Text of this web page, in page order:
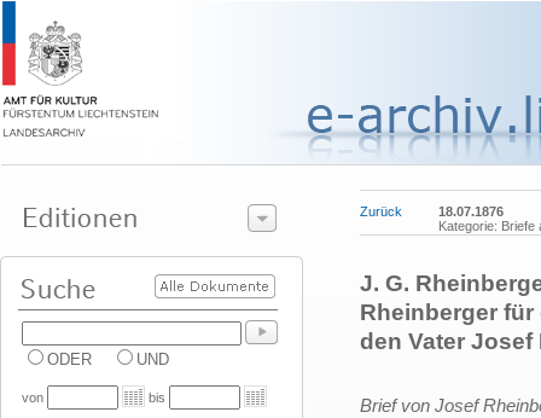
ODER UND
von bis
Zurück
18.07.1876
Kategorie: Briefe
J. G.
Rheinberger
den Vater
Brief von Josef